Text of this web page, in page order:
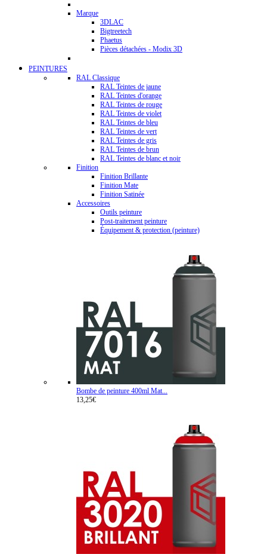
Marque
3DLAC
Bigtreetech
Phaetus
Pièces détachées - Modix 3D
PEINTURES
RAL Classique
RAL Teintes de jaune
RAL Teintes d'orange
RAL Teintes de rouge
RAL Teintes de violet
RAL Teintes de bleu
RAL Teintes de vert
RAL Teintes de gris
RAL Teintes de brun
RAL Teintes de blanc et noir
Finition
Finition Brillante
Finition Mate
Finition Satinée
Accessoires
Outils peinture
Post-traitement peinture
Équipement & protection (peinture)
Bombe de peinture 400ml Mat...
13,25€